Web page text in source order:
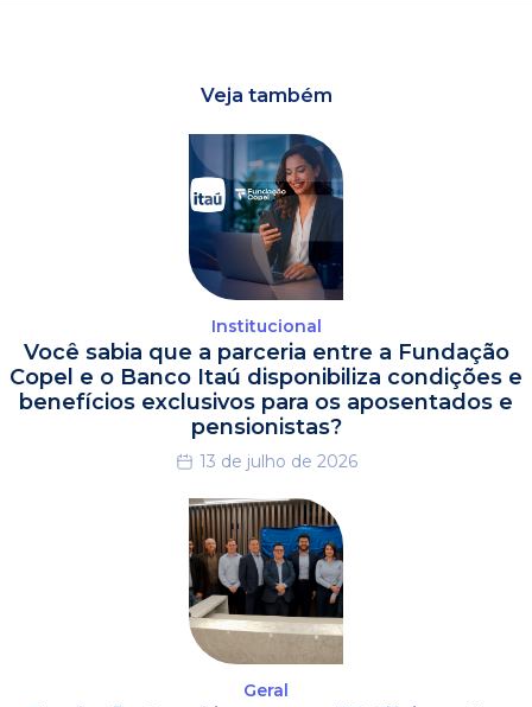
Veja também
Institucional
Você sabia que a parceria entre a Fundação
Copel e o Banco Itaú disponibiliza condições e
benefícios exclusivos para os aposentados e
pensionistas?
13 de julho de 2026
Geral